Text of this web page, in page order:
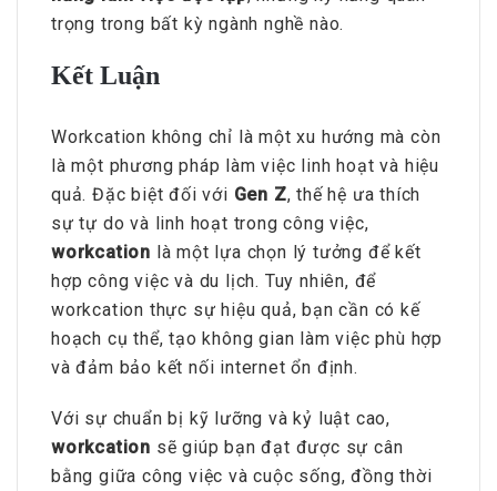
trọng trong bất kỳ ngành nghề nào.
Kết Luận
Workcation không chỉ là một xu hướng mà còn
là một phương pháp làm việc linh hoạt và hiệu
quả. Đặc biệt đối với Gen Z, thế hệ ưa thích
sự tự do và linh hoạt trong công việc,
workcation là một lựa chọn lý tưởng để kết
hợp công việc và du lịch. Tuy nhiên, để
workcation thực sự hiệu quả, bạn cần có kế
hoạch cụ thể, tạo không gian làm việc phù hợp
và đảm bảo kết nối internet ổn định.
Với sự chuẩn bị kỹ lưỡng và kỷ luật cao,
workcation sẽ giúp bạn đạt được sự cân
bằng giữa công việc và cuộc sống, đồng thời